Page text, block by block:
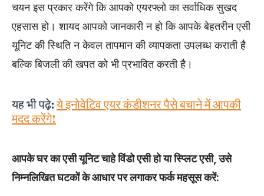
चयन इस प्रकार करेंगे कि आपको एयरफ्लो का सर्वाधिक सुखद
एहसास हो। शायद आपको जानकारी न हो कि आपके बेहतरीन एसी
यूनिट की स्थिति न केवल तापमान की व्यापकता उपलब्ध कराती है
बल्कि बिजली की खपत को भी प्रभावित करती है।
यह भी पढ़े:ये इनोवेटिव एयर कंडीशनर पैसे बचाने में आपकी
मदद करेंगे!
आपके घर का एसी यूनिट चाहे विंडो एसी हो या स्प्लिट एसी,उसे
निम्नलिखित घटकों के आधार पर लगाकर फर्क महसूस करें: